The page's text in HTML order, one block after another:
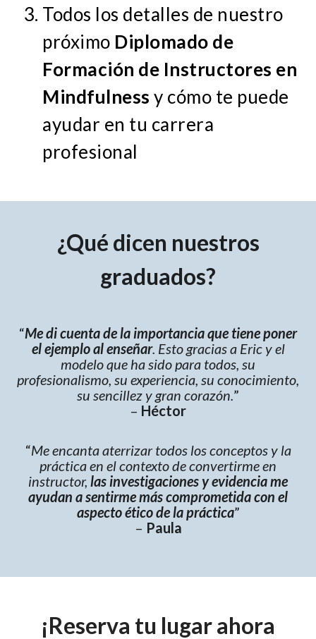
Todos los detalles de nuestro
próximo Diplomado de
Formación de Instructores en
Mindfulness y cómo te puede
ayudar en tu carrera
profesional
¿Qué dicen nuestros
graduados?
“Me di cuenta de la importancia que tiene poner
el ejemplo al enseñar. Esto gracias a Eric y el
modelo que ha sido para todos, su
profesionalismo, su experiencia, su conocimiento,
su sencillez y gran corazón. ”
– Héctor
“Me encanta aterrizar todos los conceptos y la
práctica en el contexto de convertirme en
instructor, las investigaciones y evidencia me
ayudan a sentirme más comprometida con el
aspecto ético de la práctica”
– Paula
¡Reserva tu lugar ahora